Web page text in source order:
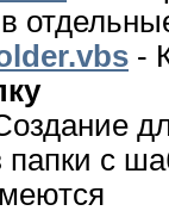
-
папки с